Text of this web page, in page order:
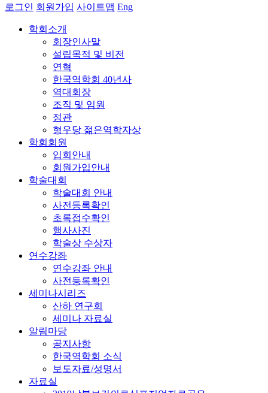
로그인 회원가입 사이트맵 Eng
학회소개
회장인사말
설립목적 및 비전
연혁
한국역학회 40년사
역대회장
조직 및 임원
정관
형우당 젊은역학자상
학회회원
입회안내
회원가입안내
학술대회
학술대회 안내
사전등록확인
초록접수확인
행사사진
학술상 수상자
연수강좌
연수강좌 안내
사전등록확인
세미나시리즈
산하 연구회
세미나 자료실
알림마당
공지사항
한국역학회 소식
보도자료/성명서
자료실